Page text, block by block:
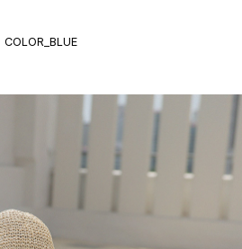
COLOR_BLUE